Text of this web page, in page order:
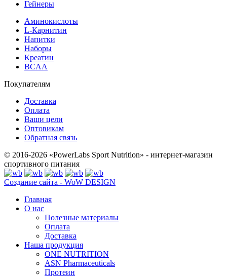
Гейнеры
Аминокислоты
L-Карнитин
Напитки
Наборы
Креатин
BCAA
Покупателям
Доставка
Оплата
Ваши цели
Оптовикам
Обратная связь
© 2016-2026 «PowerLabs Sport Nutrition» - интернет-магазин
спортивного питания
Создание сайта - WoW DESIGN
Главная
О нас
Полезные материалы
Оплата
Доставка
Наша продукция
ONE NUTRITION
ASN Pharmaceuticals
Протеин